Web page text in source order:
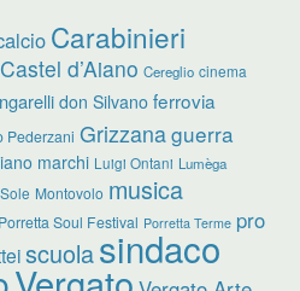
Carabinieri
Castel d’Aiano Cereglio cinema
don Silvano ferrovia
Pederzani Grizzanaguerra
marchi Luigi Ontani Lumèga
Montovolo musica
Porretta Soul Festival Porretta Terme pro
scuolasindaco